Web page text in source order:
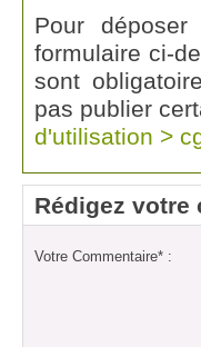
Pour
formulaire ci-
sont
pas publier
d'utilisation >
Rédigez votre
Votre Commentaire* :